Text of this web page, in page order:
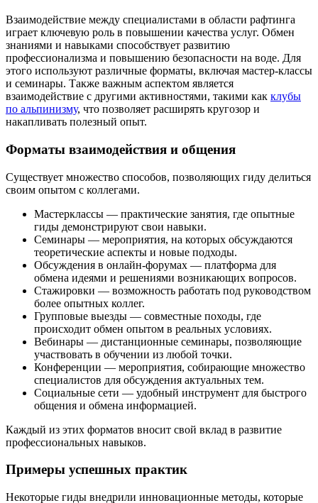
Взаимодействие между специалистами в области рафтинга
играет ключевую роль в повышении качества услуг. Обмен
знаниями и навыками способствует развитию
профессионализма и повышению безопасности на воде. Для
этого используют различные форматы, включая мастер-классы
и семинары. Также важным аспектом является
взаимодействие с другими активностями, такими как клубы
по альпинизму, что позволяет расширять кругозор и
накапливать полезный опыт.
Форматы взаимодействия и общения
Существует множество способов, позволяющих гиду делиться
своим опытом с коллегами.
Мастерклассы — практические занятия, где опытные
гиды демонстрируют свои навыки.
Семинары — мероприятия, на которых обсуждаются
теоретические аспекты и новые подходы.
Обсуждения в онлайн-форумах — платформа для
обмена идеями и решениями возникающих вопросов.
Стажировки — возможность работать под руководством
более опытных коллег.
Групповые выезды — совместные походы, где
происходит обмен опытом в реальных условиях.
Вебинары — дистанционные семинары, позволяющие
участвовать в обучении из любой точки.
Конференции — мероприятия, собирающие множество
специалистов для обсуждения актуальных тем.
Социальные сети — удобный инструмент для быстрого
общения и обмена информацией.
Каждый из этих форматов вносит свой вклад в развитие
профессиональных навыков.
Примеры успешных практик
Некоторые гиды внедрили инновационные методы, которые